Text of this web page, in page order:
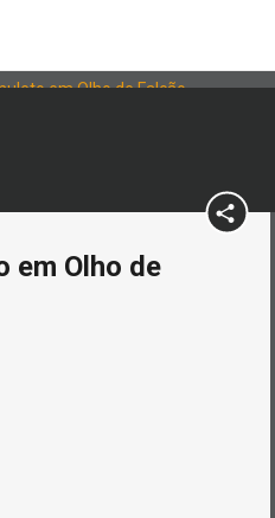
em Olho de Falcão
em Olho de